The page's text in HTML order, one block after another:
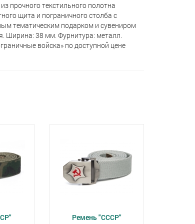
прочного текстильного полотна
щита и пограничного столба с
тематическим подарком и сувениром
Ширина: 38 мм. Фурнитура: металл.
войска» по доступной цене
Ремень "СССР"